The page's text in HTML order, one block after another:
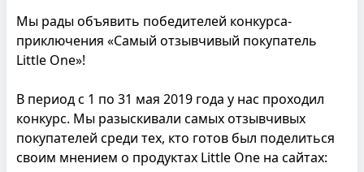
Мы рады объявить победителей конкурса-
приключения «Самый отзывчивый покупатель
Little One»!
В период с 1 по 31 мая 2019 года у нас проходил
конкурс. Мы разыскивали самых отзывчивых
покупателей среди тех, кто готов был поделиться
своим мнением о продуктах Little One на сайтах: